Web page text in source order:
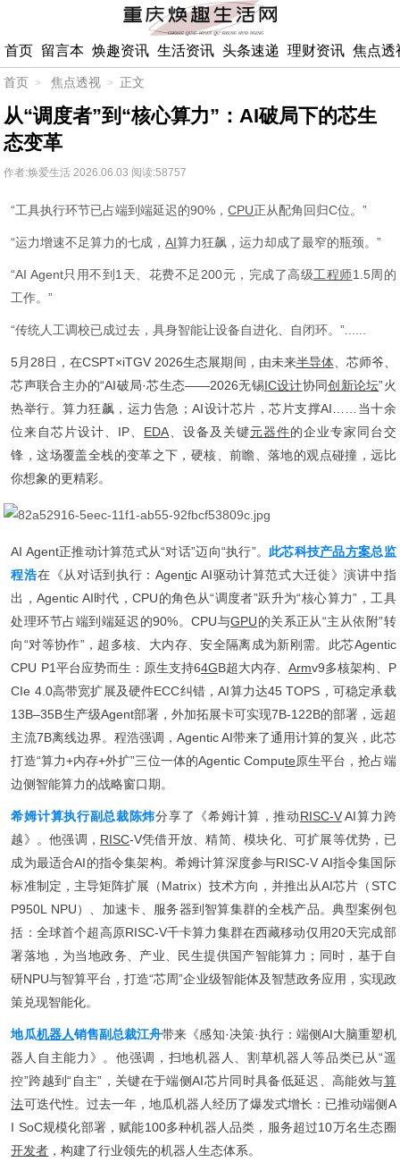
首页 留言本 焕趣资讯 生活资讯 头条速递 理财资讯 焦点透
首页 焦点透视 正文
从“调度者”到“核心算力”：AI破局下的芯生
态变革
作者:焕爱生活 2026.06.03 阅读:58757
“工具执行环节已占端到端延迟的90%，CPU正从配角回归C位。”
“运力增速不足算力的七成，AI算力狂飙，运力却成了最窄的瓶颈。”
“AI Agent只用不到1天、花费不足200元，完成了高级工程师1.5周的
工作。”
“传统人工调校已成过去，具身智能让设备自进化、自闭环。”......
5月28日，在CSPT×iTGV 2026生态展期间，由未来半导体、芯师爷、
芯声联合主办的“AI破局·芯生态——2026无锡IC设计协同创新论坛”火
热举行。算力狂飙，运力告急；AI设计芯片，芯片支撑AI……当十余
位来自芯片设计、IP、 EDA 、设备及关键元器件的企业专家同台交
锋，这场覆盖全栈的变革之下，硬核、前瞻、落地的观点碰撞，远比
你想象的更精彩。
AI Agent正推动计算范式从“对话”迈向“执行”。 此芯科技产品方案总监
程浩在《从对话到执行：Agentic AI驱动计算范式大迁徙》演讲中指
出，Agentic AI时代，CPU的角色从“调度者”跃升为“核心算力”，工具
处理环节占端到端延迟的90%。CPU与GPU的关系正从“主从依附”转
向“对等协作”，超多核、大内存、安全隔离成为新刚需。此芯Agentic
CPU P1平台应势而生：原生支持64GB超大内存、Armv9多核架构、P
CIe 4.0高带宽扩展及硬件ECC纠错，AI算力达45 TOPS，可稳定承载
13B–35B生产级Agent部署，外加拓展卡可实现7B-122B的部署，远超
主流7B离线边界。程浩强调，Agentic AI带来了通用计算的复兴，此芯
打造“算力+内存+外扩”三位一体的Agentic Compute原生平台，抢占端
边侧智能算力的战略窗口期。
希姆计算执行副总裁陈炜分享了《希姆计算，推动RISC-VAI算力跨
越》。他强调， RISC-V凭借开放、精简、模块化、可扩展等优势，已
成为最适合AI的指令集架构。希姆计算深度参与RISC-V AI指令集国际
标准制定，主导矩阵扩展（Matrix）技术方向，并推出从AI芯片（STC
P950L NPU）、加速卡、服务器到智算集群的全栈产品。典型案例包
括：全球首个超高原RISC-V千卡算力集群在西藏移动仅用20天完成部
署落地，为当地政务、产业、民生提供国产智能算力；同时，基于自
研NPU与智算平台，打造“芯周”企业级智能体及智慧政务应用，实现政
策兑现智能化。
地瓜机器人销售副总裁江舟带来《感知·决策·执行：端侧AI大脑重塑机
器人自主能力》。他强调，扫地机器人、割草机器人等品类已从“遥
控”跨越到“自主”，关键在于端侧AI芯片同时具备低延迟、高能效与算
法可迭代性。过去一年，地瓜机器人经历了爆发式增长：已推动端侧A
I SoC规模化部署，赋能100多种机器人品类，服务超过10万名生态圈
开发者 ，构建了行业领先的机器人生态体系。